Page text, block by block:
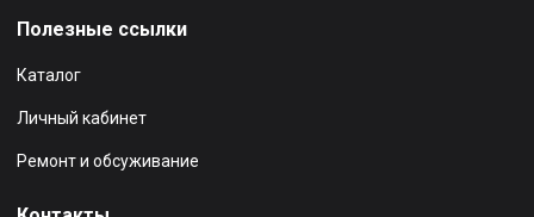
Полезные ссылки
Каталог
Личный кабинет
Ремонт и обсуживание